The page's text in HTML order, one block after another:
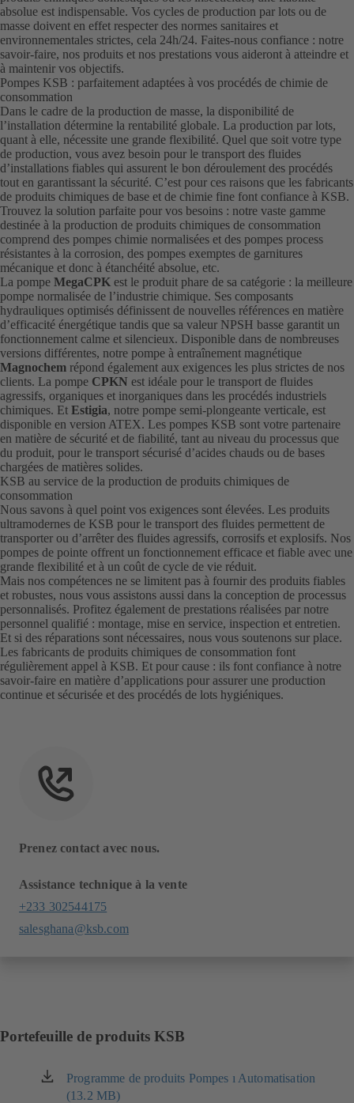
absolue est indispensable. Vos cycles de production par lots ou de
masse doivent en effet respecter des normes sanitaires et
environnementales strictes, cela 24h/24. Faites-nous confiance : notre
savoir-faire, nos produits et nos prestations vous aideront à atteindre et
à maintenir vos objectifs.
Pompes KSB : parfaitement adaptées à vos procédés de chimie de
consommation
Dans le cadre de la production de masse, la disponibilité de
l’installation détermine la rentabilité globale. La production par lots,
quant à elle, nécessite une grande flexibilité. Quel que soit votre type
de production, vous avez besoin pour le transport des fluides
d’installations fiables qui assurent le bon déroulement des procédés
tout en garantissant la sécurité. C’est pour ces raisons que les fabricants
de produits chimiques de base et de chimie fine font confiance à KSB.
Trouvez la solution parfaite pour vos besoins : notre vaste gamme
destinée à la production de produits chimiques de consommation
comprend des pompes chimie normalisées et des pompes process
résistantes à la corrosion, des pompes exemptes de garnitures
mécanique et donc à étanchéité absolue, etc.
La pompe MegaCPK est le produit phare de sa catégorie : la meilleure
pompe normalisée de l’industrie chimique. Ses composants
hydrauliques optimisés définissent de nouvelles références en matière
d’efficacité énergétique tandis que sa valeur NPSH basse garantit un
fonctionnement calme et silencieux. Disponible dans de nombreuses
versions différentes, notre pompe à entraînement magnétique
Magnochem répond également aux exigences les plus strictes de nos
clients. La pompe CPKN est idéale pour le transport de fluides
agressifs, organiques et inorganiques dans les procédés industriels
chimiques. Et Estigia, notre pompe semi-plongeante verticale, est
disponible en version ATEX. Les pompes KSB sont votre partenaire
en matière de sécurité et de fiabilité, tant au niveau du processus que
du produit, pour le transport sécurisé d’acides chauds ou de bases
chargées de matières solides.
KSB au service de la production de produits chimiques de
consommation
Nous savons à quel point vos exigences sont élevées. Les produits
ultramodernes de KSB pour le transport des fluides permettent de
transporter ou d’arrêter des fluides agressifs, corrosifs et explosifs. Nos
pompes de pointe offrent un fonctionnement efficace et fiable avec une
grande flexibilité et à un coût de cycle de vie réduit.
Mais nos compétences ne se limitent pas à fournir des produits fiables
et robustes, nous vous assistons aussi dans la conception de processus
personnalisés. Profitez également de prestations réalisées par notre
personnel qualifié : montage, mise en service, inspection et entretien.
Et si des réparations sont nécessaires, nous vous soutenons sur place.
Les fabricants de produits chimiques de consommation font
régulièrement appel à KSB. Et pour cause : ils font confiance à notre
savoir-faire en matière d’applications pour assurer une production
continue et sécurisée et des procédés de lots hygiéniques.
Prenez contact avec nous.
Assistance technique à la vente
+233 302544175
salesghana@ksb.com
Portefeuille de produits KSB
Programme de produits Pompes ı Automatisation
(13.2 MB)
(s'ouvre
dans